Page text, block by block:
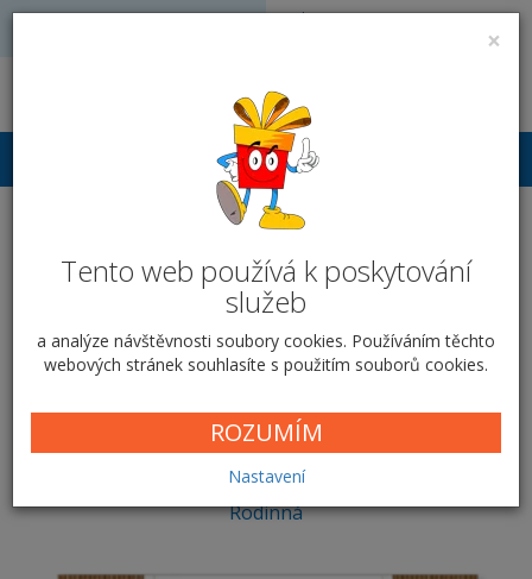
×
Tento web používá k poskytování
služeb
a analýze návštěvnosti soubory cookies. Používáním těchto
webových stránek souhlasíte s použitím souborů cookies.
ROZUMÍM
Nastavení
Volejte: 728 051 909
Přihlášení
Fotokniha kroužková A4 -
test
Domů A4 na výšku
Nejnovější
Rodinná